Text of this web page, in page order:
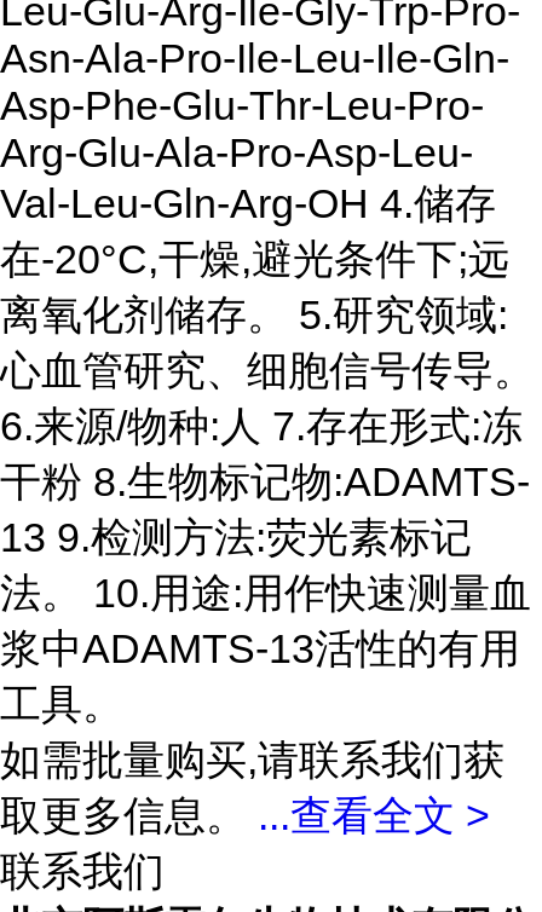
Leu-Glu-Arg-Ile-Gly-Trp-Pro-
Asn-Ala-Pro-Ile-Leu-Ile-Gln-
Asp-Phe-Glu-Thr-Leu-Pro-
Arg-Glu-Ala-Pro-Asp-Leu-
Val-Leu-Gln-Arg-OH 4.储存
在-20°C,干燥,避光条件下;远
离氧化剂储存。 5.研究领域:
心血管研究、细胞信号传导。
6.来源/物种:人 7.存在形式:冻
干粉 8.生物标记物:ADAMTS-
13 9.检测方法:荧光素标记
法。 10.用途:用作快速测量血
浆中ADAMTS-13活性的有用
工具。
如需批量购买,请联系我们获
取更多信息。 ...查看全文 >
联系我们